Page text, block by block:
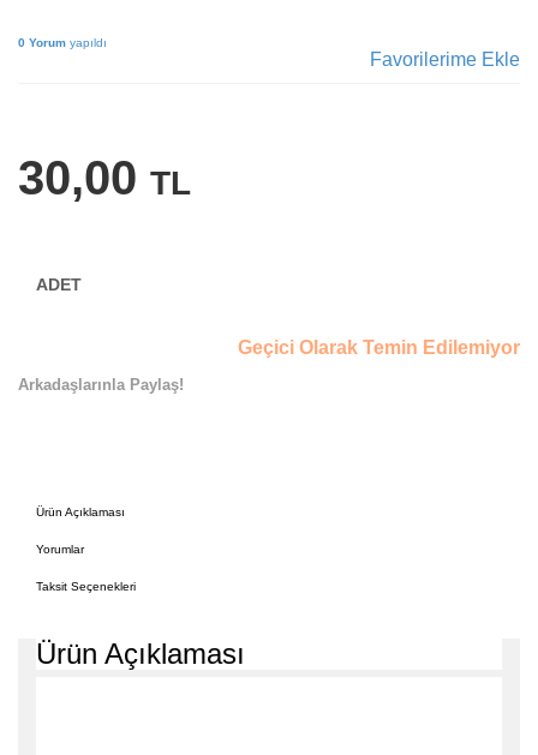
0 Yorum yapıldı
Favorilerime Ekle
30,00 TL
Geçici Olarak Temin Edilemiyor
Arkadaşlarınla Paylaş!
Ürün Açıklaması
Yorumlar
Taksit Seçenekleri
Ürün Açıklaması